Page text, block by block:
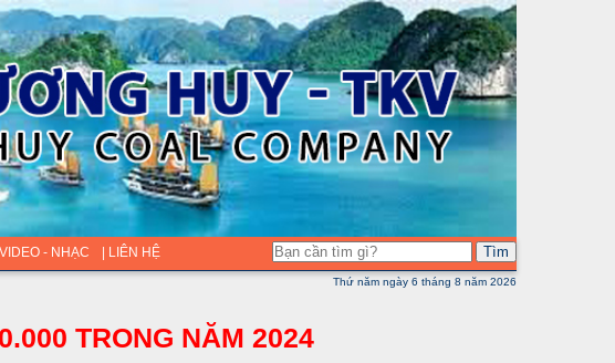
- NHẠC | LIÊN HỆ Tìm
Thứ năm ngày 6 tháng 8 năm 2026
TRONG NĂM 2024